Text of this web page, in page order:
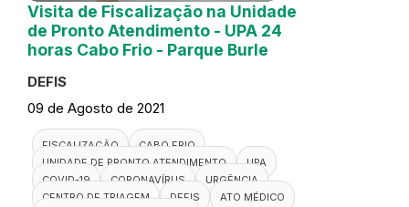
Visita de Fiscalização na Unidade
de Pronto Atendimento - UPA 24
horas Cabo Frio - Parque Burle
DEFIS
09 de Agosto de 2021
FISCALIZAÇÃO
CABO FRIO
UNIDADE DE PRONTO ATENDIMENTO
UPA
COVID-19
CORONAVÍRUS
URGÊNCIA
CENTRO DE TRIAGEM
DEFIS
ATO MÉDICO